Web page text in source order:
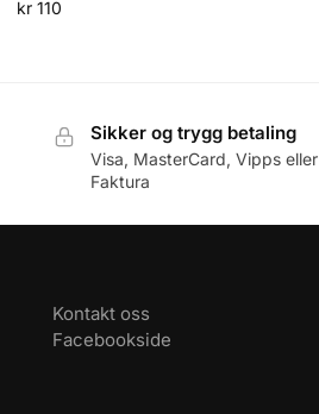
kr 110
Sikker og trygg betaling
Visa, MasterCard, Vipps eller
Faktura
Kontakt oss
Facebookside